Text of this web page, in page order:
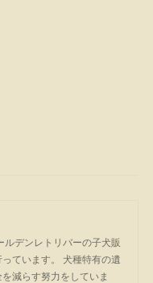
ルデンレトリバーの子犬販
ています。 犬種特有の遺
減らす努力をしていま